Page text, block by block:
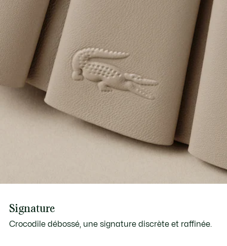
Signature
Crocodile débossé, une signature discrète et raffinée.